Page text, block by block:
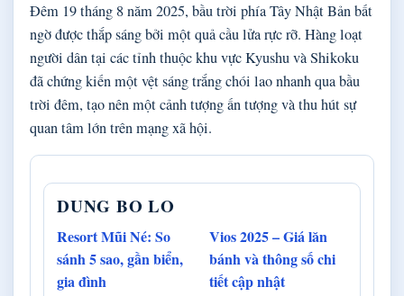
Đêm 19 tháng 8 năm 2025, bầu trời phía Tây Nhật Bản bất
ngờ được thắp sáng bởi một quả cầu lửa rực rỡ. Hàng loạt
người dân tại các tỉnh thuộc khu vực Kyushu và Shikoku
đã chứng kiến một vệt sáng trắng chói lao nhanh qua bầu
trời đêm, tạo nên một cảnh tượng ấn tượng và thu hút sự
quan tâm lớn trên mạng xã hội.
DUNG BO LO
Resort Mũi Né: So
sánh 5 sao, gần biển,
gia đình
Vios 2025 – Giá lăn
bánh và thông số chi
tiết cập nhật